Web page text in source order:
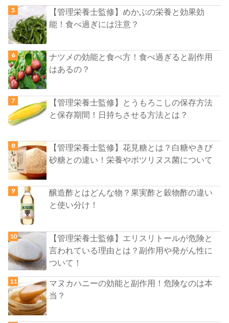
【管理栄養士監修】めかぶの栄養と効果効
能！食べ過ぎには注意？
ナツメの効能と食べ方！食べ過ぎると副作用
はあるの？
【管理栄養士監修】とうもろこしの保存方法
と保存期間！日持ちさせる方法とは？
【管理栄養士監修】花見糖とは？白糖やきび
砂糖との違い！栄養やボツリヌス菌について
醸造酢とはどんな物？果実酢と穀物酢の違い
と使い分け！
【管理栄養士監修】エリスリトールが危険と
言われている理由とは？副作用や発がん性に
ついて！
マヌカハニーの効能と副作用！危険なのは本
当？